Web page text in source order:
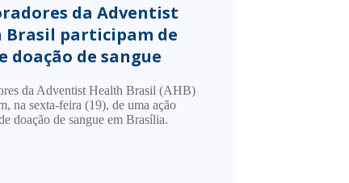
da Adventist
Brasil participam de
doação de sangue
da Adventist Health Brasil (AHB)
na sexta-feira (19), de uma ação
doação de sangue em Brasília.